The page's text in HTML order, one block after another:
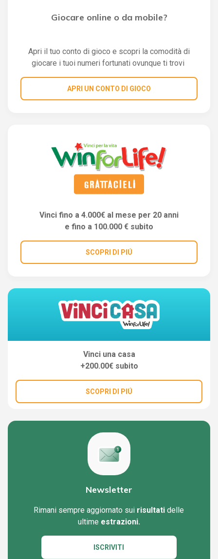
Giocare online o da mobile?
Apri il tuo conto di gioco e scopri la comodità di
giocare i tuoi numeri fortunati ovunque ti trovi
APRI UN CONTO DI GIOCO
Vinci fino a 4.000€ al mese per 20 anni
e fino a 100.000 € subito
SCOPRI DI PIÚ
Vinci una casa
+200.00€ subito
SCOPRI DI PIÚ
Newsletter
Rimani sempre aggiornato sui risultati delle
ultime estrazioni.
ISCRIVITI